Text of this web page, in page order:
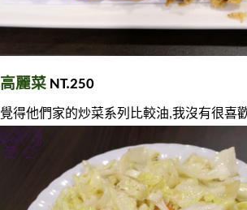
高麗菜 NT.250
覺得他們家的炒菜系列比較油,我沒有很喜